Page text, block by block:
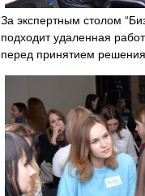
За экспертным столом
подходит удаленная
перед принятием